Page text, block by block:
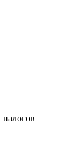
налогов